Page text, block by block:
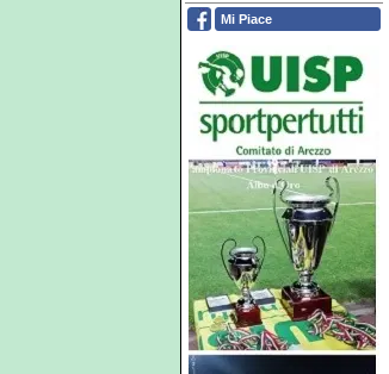
Mi Piace